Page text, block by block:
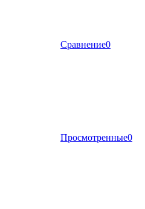
Сравнение0
Просмотренные0